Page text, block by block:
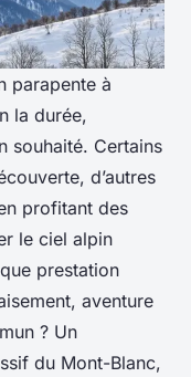
parapente à
la durée,
souhaité. Certains
d’autres
profitant des
le ciel alpin
prestation
aventure
? Un
du Mont-Blanc,